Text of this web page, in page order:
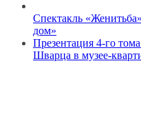
Спектакль
дом»
Презентация 4-го
Шварца в музее-